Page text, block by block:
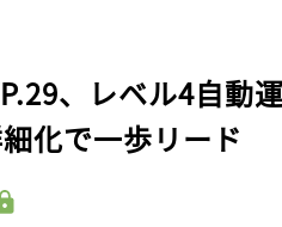
、レベル4自動
化で一歩リード